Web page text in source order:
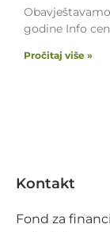
godine Info
Pročitaj više »
Kontakt
Fond za